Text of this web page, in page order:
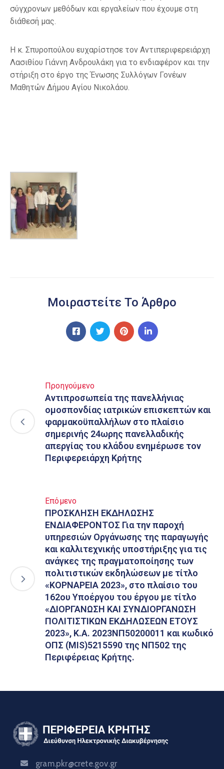
σύγχρονων μεθόδων και εργαλείων που έχουμε στη
διάθεσή μας.
Η κ. Σπυροπούλου ευχαρίστησε τον Αντιπεριφερειάρχη
Λασιθίου Γιάννη Ανδρουλάκη για το ενδιαφέρον και την
στήριξη στο έργο της Ένωσης Συλλόγων Γονέων
Μαθητών Δήμου Αγίου Νικολάου.
Μοιραστείτε Το Άρθρο
Προηγούμενο
Αντιπροσωπεία της πανελλήνιας
ομοσπονδίας ιατρικών επισκεπτών και
φαρμακοϋπαλλήλων στο πλαίσιο
σημερινής 24ωρης πανελλαδικής
απεργίας του κλάδου ενημέρωσε τον
Περιφερειάρχη Κρήτης
Επόμενο
ΠΡΟΣΚΛΗΣΗ ΕΚΔΗΛΩΣΗΣ
ΕΝΔΙΑΦΕΡΟΝΤΟΣ Για την παροχή
υπηρεσιών Οργάνωσης της παραγωγής
και καλλιτεχνικής υποστήριξης για τις
ανάγκες της πραγματοποίησης των
πολιτιστικών εκδηλώσεων με τίτλο
«ΚΟΡΝΑΡΕΙΑ 2023», στο πλαίσιο του
162ου Υποέργου του έργου με τίτλο
«ΔΙΟΡΓΑΝΩΣΗ ΚΑΙ ΣΥΝΔΙΟΡΓΑΝΩΣΗ
ΠΟΛΙΤΙΣΤΙΚΩΝ ΕΚΔΗΛΩΣΕΩΝ ΕΤΟΥΣ
2023», Κ.Α. 2023ΝΠ50200011 και κωδικό
ΟΠΣ (MIS)5215590 της ΝΠ502 της
Περιφέρειας Κρήτης.
gram.pkr@crete.gov.gr